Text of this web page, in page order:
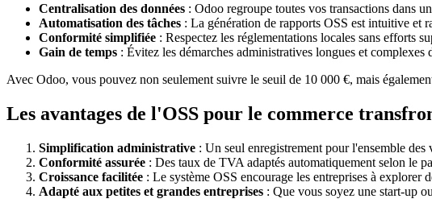
Centralisation des données : Odoo regroupe toutes vos transactions dans
Automatisation des tâches : La génération de rapports OSS est intuitive et
Conformité simplifiée : Respectez les réglementations locales sans efforts
Gain de temps : Évitez les démarches administratives longues et complexes
Avec Odoo, vous pouvez non seulement suivre le seuil de 10 000 €, mais
Les avantages de l'OSS pour le commerce
Simplification administrative : Un seul enregistrement pour l'ensemble des
Conformité assurée : Des taux de TVA adaptés automatiquement selon le
Croissance facilitée : Le système OSS encourage les entreprises à explorer
Adapté aux petites et grandes entreprises : Que vous soyez une start-up